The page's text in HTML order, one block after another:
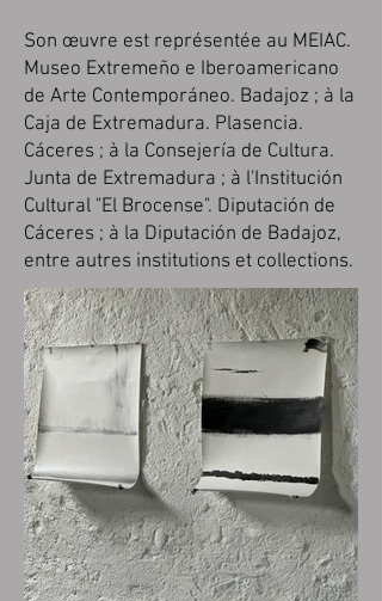
Son œuvre est représentée au MEIAC.
Museo Extremeño e Iberoamericano
de Arte Contemporáneo. Badajoz ; à la
Caja de Extremadura. Plasencia.
Cáceres ; à la Consejería de Cultura.
Junta de Extremadura ; à l'Institución
Cultural "El Brocense". Diputación de
Cáceres ; à la Diputación de Badajoz,
entre autres institutions et collections.